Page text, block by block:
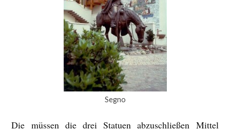
Segno
Die müssen die drei Statuen abzuschließen Mittel